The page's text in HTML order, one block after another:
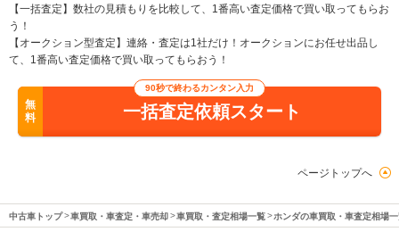
【一括査定】数社の見積もりを比較して、1番高い査定価格で買い取ってもらお
う！
【オークション型査定】連絡・査定は1社だけ！オークションにお任せ出品し
て、1番高い査定価格で買い取ってもらおう！
無
料
90秒で終わるカンタン入力
一括査定依頼スタート
ページトップへ
中古車トップ 車買取・車査定・車売却 車買取・査定相場一覧 ホンダの車買取・車査定相場